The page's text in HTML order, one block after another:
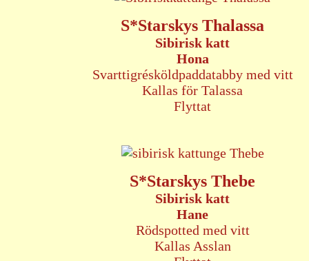
S*Starskys Thalassa
Sibirisk katt
Hona
Svarttigrésköldpaddatabby med vitt
Kallas för Talassa
Flyttat
S*Starskys Thebe
Sibirisk katt
Hane
Rödspotted med vitt
Kallas Asslan